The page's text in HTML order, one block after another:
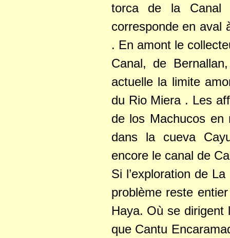
torca de la Canal
corresponde en aval
. En amont le
Canal, de
actuelle la limite
du Rio Miera . Les
de los Machucos en
dans la cueva
encore le canal de
Si l’exploration de
problème reste
Haya. Où se dirigent
que Cantu